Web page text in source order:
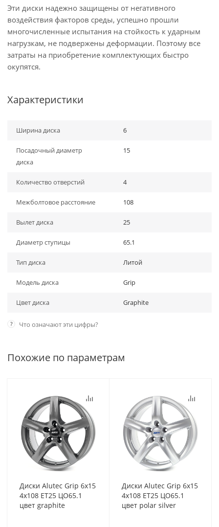
Эти диски надежно защищены от негативного
воздействия факторов среды, успешно прошли
многочисленные испытания на стойкость к ударным
нагрузкам, не подвержены деформации. Поэтому все
затраты на приобретение комплектующих быстро
окупятся.
Характеристики
Ширина диска 6
Посадочный диаметр
диска
15
Количество отверстий 4
Межболтовое расстояние 108
Вылет диска 25
Диаметр ступицы 65.1
Тип диска Литой
Модель диска Grip
Цвет диска Graphite
? Что означают эти цифры?
Похожие по параметрам
Диски Alutec Grip 6x15
4x108 ET25 ЦО65.1
цвет graphite
Диски Alutec Grip 6x15
4x108 ET25 ЦО65.1
цвет polar silver